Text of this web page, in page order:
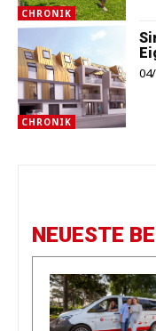
CHRONIK
CHRONIK
NEUESTE